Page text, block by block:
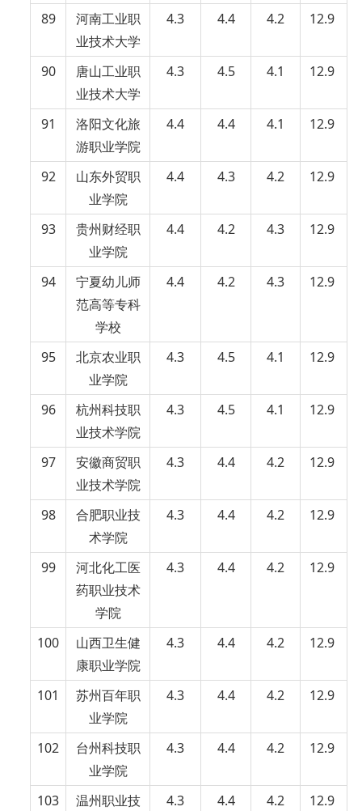
89
河南工业职
业技术大学
4.3 4.4 4.2 12.9
90
唐山工业职
业技术大学
4.3 4.5 4.1 12.9
91
洛阳文化旅
游职业学院
4.4 4.4 4.1 12.9
92
山东外贸职
业学院
4.4 4.3 4.2 12.9
93
贵州财经职
业学院
4.4 4.2 4.3 12.9
94
宁夏幼儿师
范高等专科
学校
4.4 4.2 4.3 12.9
95
北京农业职
业学院
4.3 4.5 4.1 12.9
96
杭州科技职
业技术学院
4.3 4.5 4.1 12.9
97
安徽商贸职
业技术学院
4.3 4.4 4.2 12.9
98
合肥职业技
术学院
4.3 4.4 4.2 12.9
99
河北化工医
药职业技术
学院
4.3 4.4 4.2 12.9
100
山西卫生健
康职业学院
4.3 4.4 4.2 12.9
101
苏州百年职
业学院
4.3 4.4 4.2 12.9
102
台州科技职
业学院
4.3 4.4 4.2 12.9
103
温州职业技
4.3 4.4 4.2 12.9